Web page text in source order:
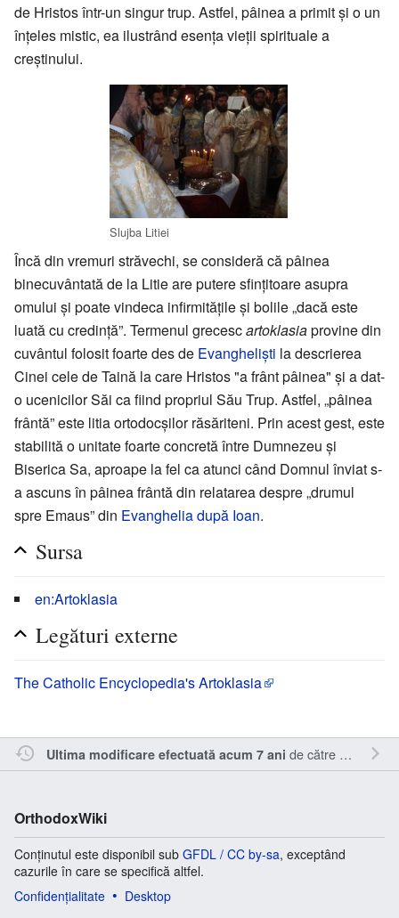
de Hristos într-un singur trup. Astfel, pâinea a primit și o un
înțeles mistic, ea ilustrând esența vieții spirituale a
creștinului.
Slujba Litiei
Încă din vremuri străvechi, se consideră că pâinea
binecuvântată de la Litie are putere sfințitoare asupra
omului și poate vindeca infirmitățile și bolile „dacă este
luată cu credință”. Termenul grecescartoklasiaprovine din
cuvântul folosit foarte des de Evangheliști la descrierea
Cinei cele de Taină la care Hristos "a frânt pâinea" și a dat-
o ucenicilor Săi ca fiind propriul Său Trup. Astfel, „pâinea
frântă” este litia ortodocșilor răsăriteni. Prin acest gest, este
stabilită o unitate foarte concretă între Dumnezeu și
Biserica Sa, aproape la fel ca atunci când Domnul înviat s-
a ascuns în pâinea frântă din relatarea despre „drumul
spre Emaus” din Evanghelia după Ioan.
Sursa
en:Artoklasia
Legături externe
The Catholic Encyclopedia's Artoklasia
Ultima modificare efectuată acum 7 ani de către Sîmbotin
OrthodoxWiki
Conținutul este disponibil sub GFDL / CC by-sa, exceptând
cazurile în care se specifică altfel.
Confidențialitate
Desktop